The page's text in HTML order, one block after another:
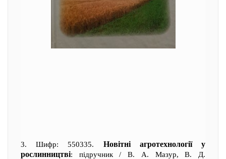
3. Шифр: 550335. Новітні агротехнології у
рослинництві: підручник / В. А. Мазур, В. Д.